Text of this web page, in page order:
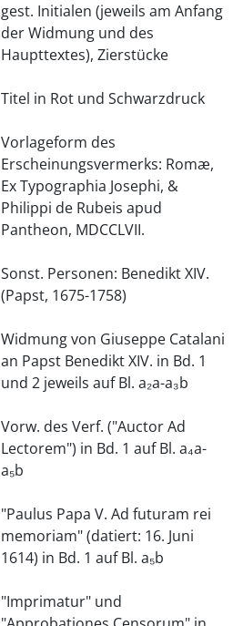
gest. Initialen (jeweils am Anfang
der Widmung und des
Haupttextes), Zierstücke
Titel in Rot und Schwarzdruck
Vorlageform des
Erscheinungsvermerks: Romæ,
Ex Typographia Josephi, &
Philippi de Rubeis apud
Pantheon, MDCCLVII.
Sonst. Personen: Benedikt XIV.
(Papst, 1675-1758)
Widmung von Giuseppe Catalani
an Papst Benedikt XIV. in Bd. 1
und 2 jeweils auf Bl. a₂a-a₃b
Vorw. des Verf. ("Auctor Ad
Lectorem") in Bd. 1 auf Bl. a₄a-
a₅b
"Paulus Papa V. Ad futuram rei
memoriam" (datiert: 16. Juni
1614) in Bd. 1 auf Bl. a₅b
"Imprimatur" und